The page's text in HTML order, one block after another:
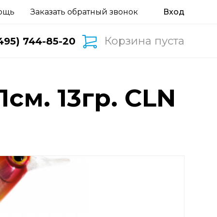
Заказать обратный звонок
744-85-20 Корзина пуста
13гр. CLN